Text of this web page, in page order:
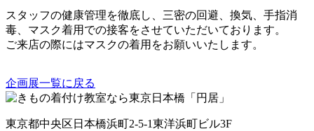
スタッフの健康管理を徹底し、三密の回避、換気、手指消
毒、マスク着用での接客をさせていただいております。
ご来店の際にはマスクの着用をお願いいたします。
企画展一覧に戻る
東京都中央区日本橋浜町2-5-1東洋浜町ビル3F